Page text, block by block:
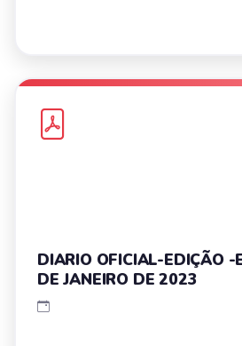
DIARIO OFICIAL-EDIÇÃO -
DE JANEIRO DE 2023